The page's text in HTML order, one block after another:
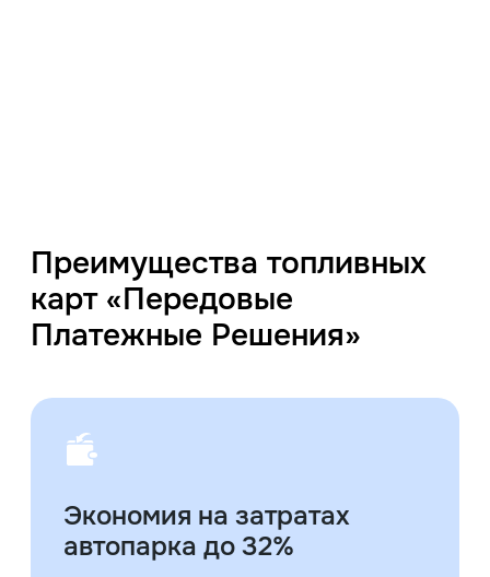
Преимущества топливных
карт «Передовые
Платежные Решения»
Экономия на затратах
автопарка до 32%